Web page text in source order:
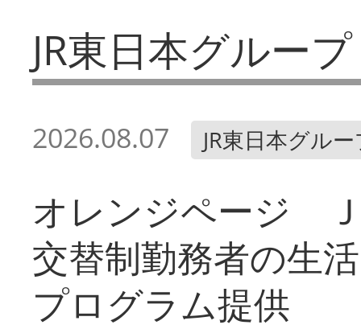
JR東日本グループ
2026.08.07 JR東日本グル
オレンジページ
交替制勤務者の生
プログラム提供